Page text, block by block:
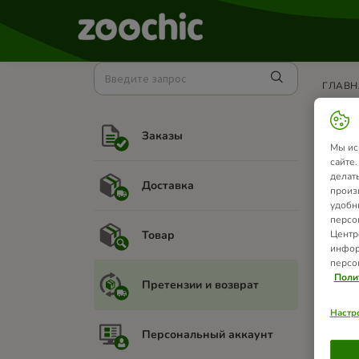
Заказы
Доставка
Товар
Претензии и возврат
Персональный аккаунт
Так
Вы
Мы